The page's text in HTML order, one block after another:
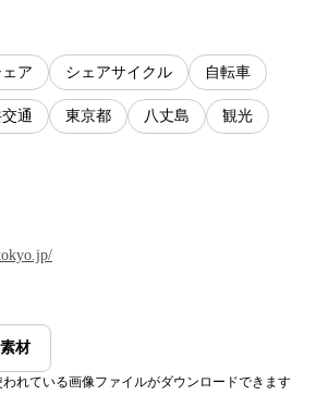
ア シェアサイクル 自転車
通 東京都 八丈島 観光
材
れている画像ファイルがダウンロードできます